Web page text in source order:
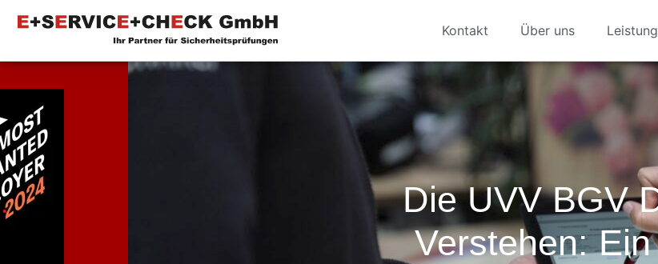
Kontakt Über uns
Die UVV BGV
Verstehen: